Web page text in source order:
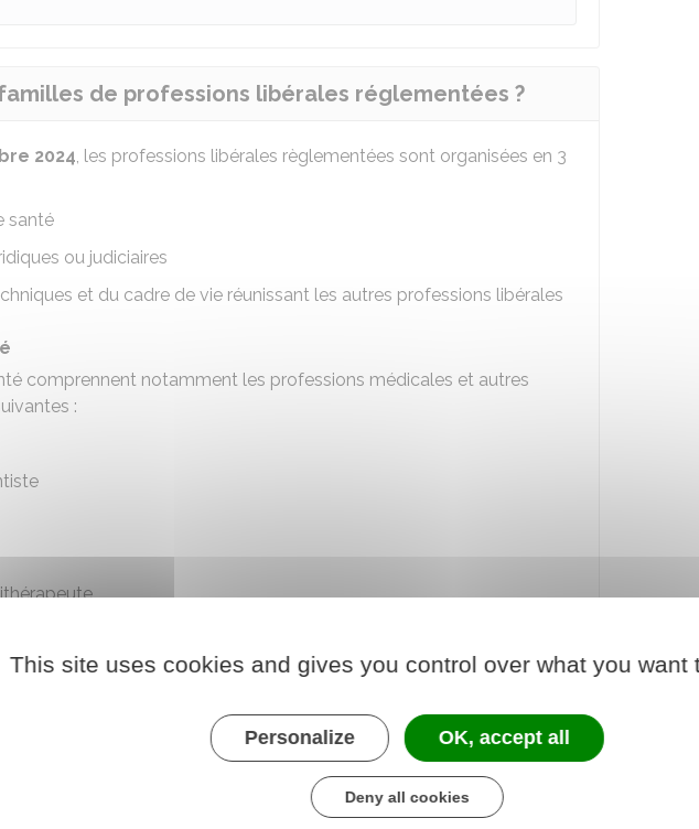
de professions libérales réglementées ?
2024, les professions libérales règlementées sont organisées en 3
santé
ou judiciaires
et du cadre de vie réunissant les autres professions libérales
comprennent notamment les professions médicales et autres
:
ou judiciaires
juridiques ou judiciaires est fixée par décret. Elle comprend
:
justice
This site uses cookies and gives you control over what you want
Personalize OK, accept all
Deny all cookies